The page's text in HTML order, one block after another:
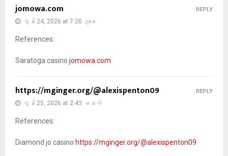
jomowa.com
ဇွန် 24, 2026 at 7:20 ညနေ
References:
Saratoga casino jomowa.com
REPLY
https://mginger.org/@alexispenton09
ဇွန် 25, 2026 at 2:43 မနက်
References:
Diamond jo casino https://mginger.org/@alexispenton09
REPLY